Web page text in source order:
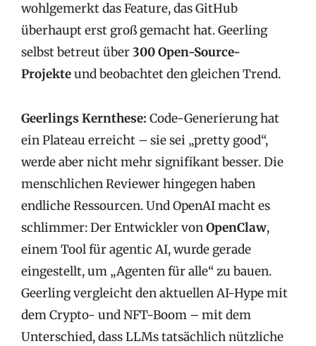
wohlgemerkt das Feature, das GitHub
überhaupt erst groß gemacht hat. Geerling
selbst betreut über300 Open-Source-
Projekteund beobachtet den gleichen Trend.
Geerlings Kernthese: Code-Generierung hat
ein Plateau erreicht – sie sei „pretty good“,
werde aber nicht mehr signifikant besser. Die
menschlichen Reviewer hingegen haben
endliche Ressourcen. Und OpenAI macht es
schlimmer: Der Entwickler vonOpenClaw,
einem Tool für agentic AI, wurde gerade
eingestellt, um „Agenten für alle“ zu bauen.
Geerling vergleicht den aktuellen AI-Hype mit
dem Crypto- und NFT-Boom – mit dem
Unterschied, dass LLMs tatsächlich nützliche